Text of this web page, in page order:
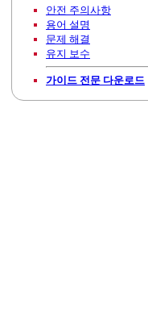
안전 주의사항
용어 설명
문제 해결
유지 보수
가이드 전문 다운로드